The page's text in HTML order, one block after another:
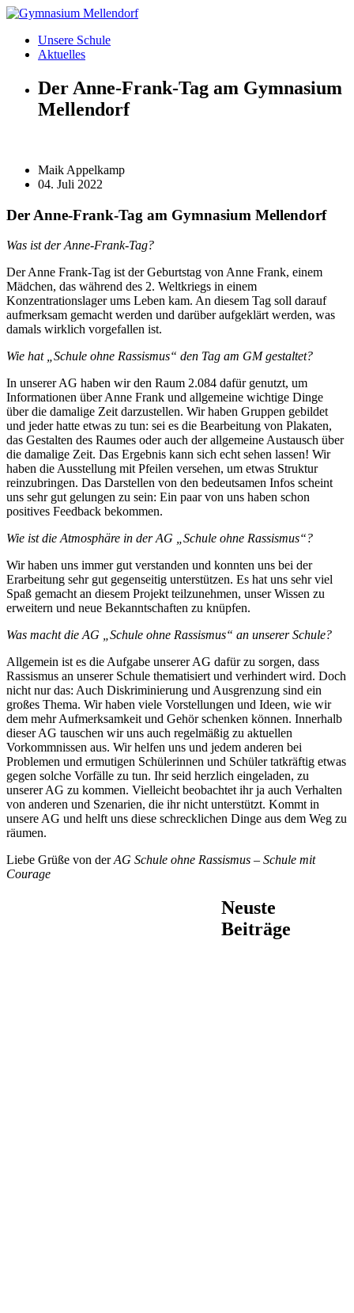
Zum
wechselnUnsere Schule
Aktuelles
Der Anne-Frank-Tag am Gymnasium
Mellendorf
Maik Appelkamp
04. Juli 2022
Der Anne-Frank-Tag am Gymnasium Mellendorf
Was ist der Anne-Frank-Tag?
Der Anne Frank-Tag ist der Geburtstag von Anne Frank, einem
Mädchen, das während des 2. Weltkriegs in einem
Konzentrationslager ums Leben kam. An diesem Tag soll darauf
aufmerksam gemacht werden und darüber aufgeklärt werden, was
damals wirklich vorgefallen ist.
Wie hat „Schule ohne Rassismus“ den Tag am GM gestaltet?
In unserer AG haben wir den Raum 2.084 dafür genutzt, um
Informationen über Anne Frank und allgemeine wichtige Dinge
über die damalige Zeit darzustellen. Wir haben Gruppen gebildet
und jeder hatte etwas zu tun: sei es die Bearbeitung von Plakaten,
das Gestalten des Raumes oder auch der allgemeine Austausch über
die damalige Zeit. Das Ergebnis kann sich echt sehen lassen! Wir
haben die Ausstellung mit Pfeilen versehen, um etwas Struktur
reinzubringen. Das Darstellen von den bedeutsamen Infos scheint
uns sehr gut gelungen zu sein: Ein paar von uns haben schon
positives Feedback bekommen.
Wie ist die Atmosphäre in der AG „Schule ohne Rassismus“?
Wir haben uns immer gut verstanden und konnten uns bei der
Erarbeitung sehr gut gegenseitig unterstützen. Es hat uns sehr viel
Spaß gemacht an diesem Projekt teilzunehmen, unser Wissen zu
erweitern und neue Bekanntschaften zu knüpfen.
Was macht die AG „Schule ohne Rassismus“ an unserer Schule?
Allgemein ist es die Aufgabe unserer AG dafür zu sorgen, dass
Rassismus an unserer Schule thematisiert und verhindert wird. Doch
nicht nur das: Auch Diskriminierung und Ausgrenzung sind ein
großes Thema. Wir haben viele Vorstellungen und Ideen, wie wir
dem mehr Aufmerksamkeit und Gehör schenken können. Innerhalb
dieser AG tauschen wir uns auch regelmäßig zu aktuellen
Vorkommnissen aus. Wir helfen uns und jedem anderen bei
Problemen und ermutigen Schülerinnen und Schüler tatkräftig etwas
gegen solche Vorfälle zu tun. Ihr seid herzlich eingeladen, zu
unserer AG zu kommen. Vielleicht beobachtet ihr ja auch Verhalten
von anderen und Szenarien, die ihr nicht unterstützt. Kommt in
unsere AG und helft uns diese schrecklichen Dinge aus dem Weg zu
räumen.
Liebe Grüße von derAG Schule ohne Rassismus – Schule mit
Courage
Neuste
Beiträge